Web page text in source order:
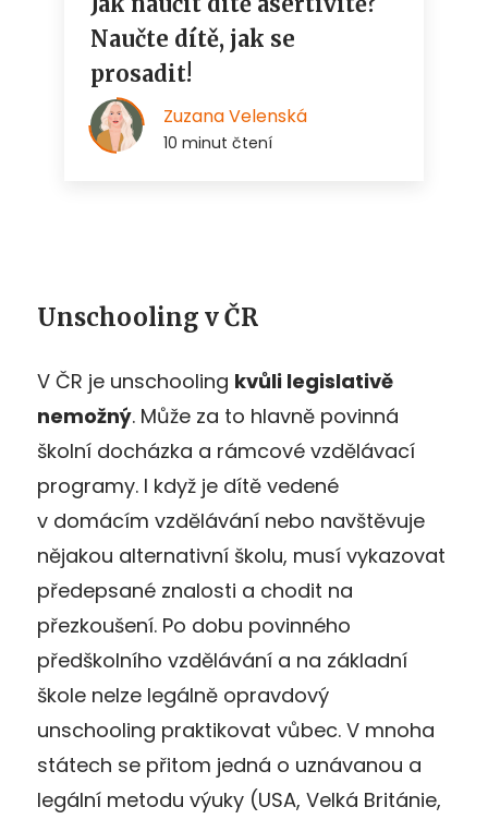
Unschooling v ČR
V ČR je unschooling kvůli legislativě
nemožný. Může za to hlavně povinná
školní docházka a rámcové vzdělávací
programy. I když je dítě vedené
v domácím vzdělávání nebo navštěvuje
nějakou alternativní školu, musí vykazovat
předepsané znalosti a chodit na
přezkoušení. Po dobu povinného
předškolního vzdělávání a na základní
škole nelze legálně opravdový
unschooling praktikovat vůbec. V mnoha
státech se přitom jedná o uznávanou a
legální metodu výuky (USA, Velká Británie,